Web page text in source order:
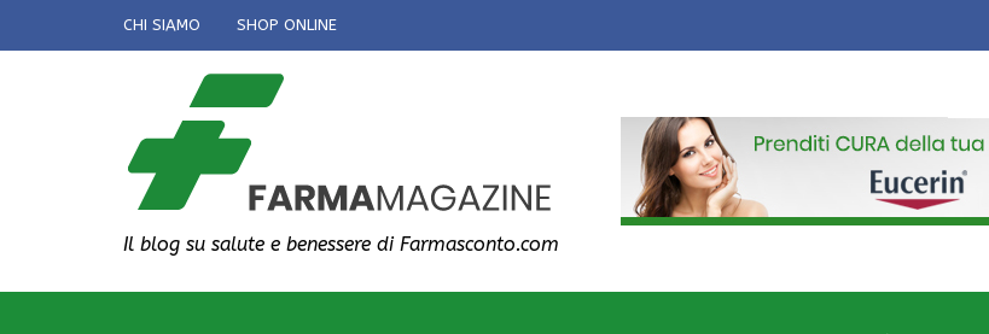
CHI SIAMO SHOP ONLINE
Il blog su salute e benessere di Farmasconto.com